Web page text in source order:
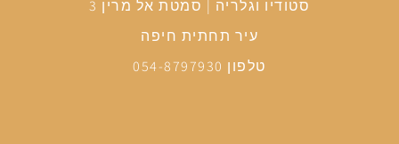
סטודיו וגלריה | סמטת אל מרין 3
עיר תחתית חיפה
טלפון 054-8797930